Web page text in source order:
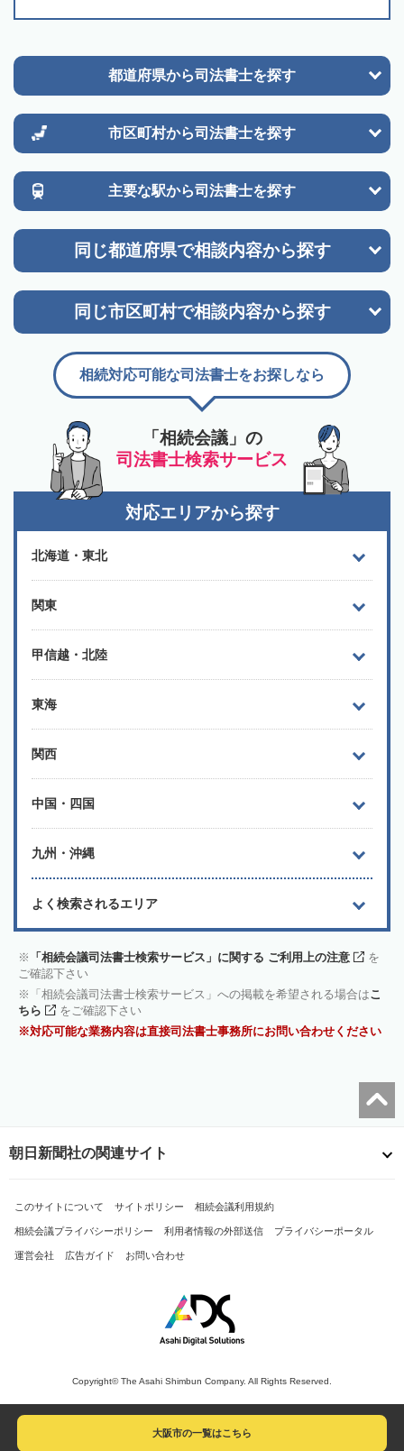
都道府県から司法書士を探す
市区町村から司法書士を探す
主要な駅から司法書士を探す
同じ都道府県で相談内容から探す
同じ市区町村で相談内容から探す
「相続会議」の
司法書士検索サービス
相続対応可能な司法書士をお探しなら
対応エリアから探す
北海道・東北
関東
甲信越・北陸
東海
関西
中国・四国
九州・沖縄
よく検索されるエリア
「相続会議司法書士検索サービス」に関する ご利用上の注意
を
ご確認下さい
「相続会議司法書士検索サービス」への掲載を希望される場合はこ
ちら
をご確認下さい
対応可能な業務内容は直接司法書士事務所にお問い合わせください
大阪市の一覧はこちら
朝日新聞社の関連サイト
このサイトについて サイトポリシー 相続会議利用規約
相続会議プライバシーポリシー 利用者情報の外部送信 プライバシーポータル
運営会社 広告ガイド お問い合わせ
Copyright© The Asahi Shimbun Company. All Rights Reserved.